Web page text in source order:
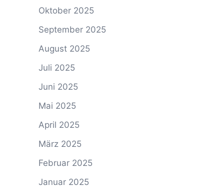
Oktober 2025
September 2025
August 2025
Juli 2025
Juni 2025
Mai 2025
April 2025
März 2025
Februar 2025
Januar 2025